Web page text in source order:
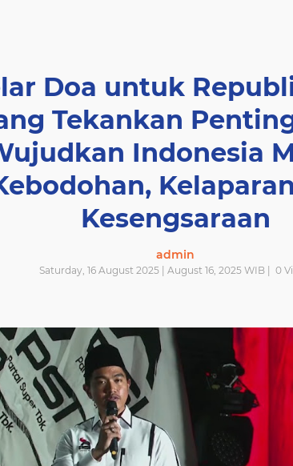
Doa untuk
Tekankan
Indonesia
Kesengsaraan
admin
Saturday, 16 August 2025 | August 16, 2025 WIB | 0